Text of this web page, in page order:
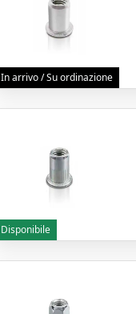
In arrivo / Su ordinazione
Disponibile